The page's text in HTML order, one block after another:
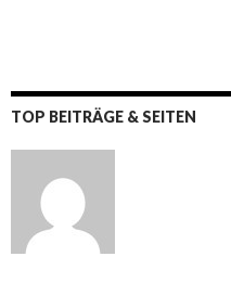
TOP BEITRÄGE & SEITEN